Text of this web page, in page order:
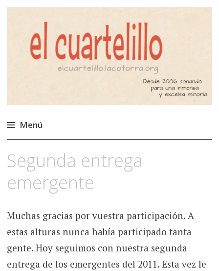
El Cuartelillo
Programa de radio de música
independiente. Podcast
Menú
al
contenido
Segunda entrega
emergente
Muchas gracias por vuestra participación. A
estas alturas nunca había participado tanta
gente. Hoy seguimos con nuestra segunda
entrega de los emergentes del 2011. Esta vez le